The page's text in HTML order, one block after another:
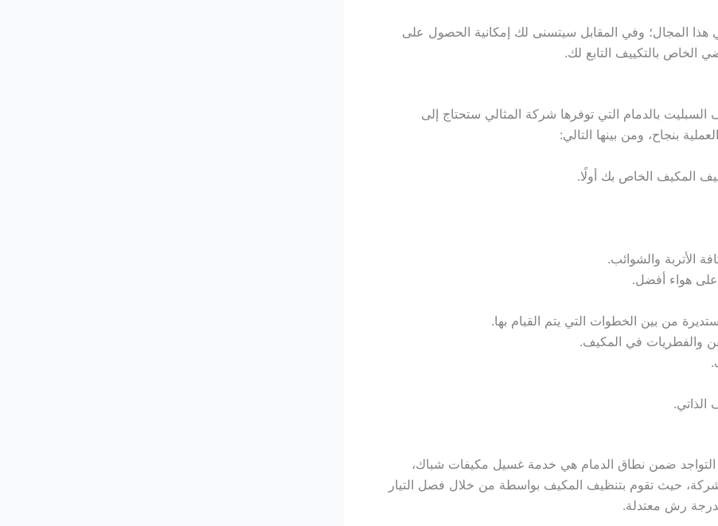
هذا المجال؛ وفي المقابل سيتسنى لك إمكانية الحصول على
الخاص بالتكييف التابع لك.
بالدمام التي توفرها شركة المثالي ستحتاج إلى
بنجاح، ومن بينها التالي:
المكيف الخاص بك أولًا.
الأتربة والشوائب.
على هواء أفضل.
من بين الخطوات التي يتم القيام بها.
والفطريات في المكيف.
الذاتي.
التواجد ضمن نطاق الدمام هي خدمة غسيل مكيفات شباك،
حيث تقوم بتنظيف المكيف بواسطة من خلال فصل التيار
رش معتدلة.